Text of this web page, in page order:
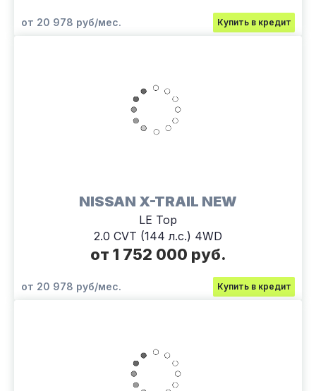
от 20 978 руб/мес. Купить в кредит
NISSAN X-TRAIL NEW
LE Top
2.0 CVT (144 л.с.) 4WD
от 1 752 000 руб.
от 20 978 руб/мес. Купить в кредит